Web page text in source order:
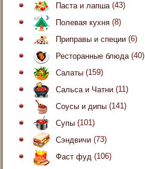
Паста и лапша (43)
Полевая кухня (8)
Приправы и специи (6)
Ресторанные блюда (40)
Салаты (159)
Сальса и Чатни (11)
Соусы и дипы (141)
Супы (101)
Сэндвичи (73)
Фаст фуд (106)